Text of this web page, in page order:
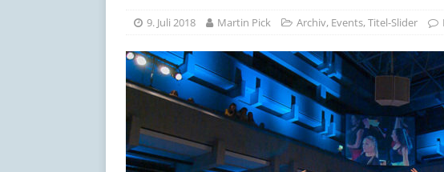
9. Juli 2018 Martin Pick Archiv, Events,Titel-Slider